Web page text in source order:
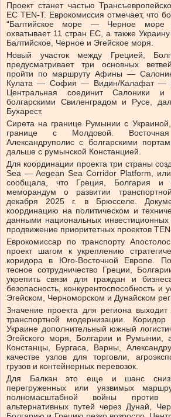
Проект станет частью
ЕС TEN-T. Еврокомиссия отмечает, что
“Балтийское море — Черное море
охватывает 11 стран ЕС, а также
Балтийское, Черное и Эгейское моря.
Новый участок между Грецией,
предусматривает три основных
пройти по маршруту Афины —
Кулата — София — Видин/Калафат —
Центральная соединит Салоники и
болгарскими Свиленградом и Русе,
Бухарест.
Сирета на границе Румынии с
границе с Молдовой.
Александруполис с болгарскими
дальше с румынской Констанцией.
Для координации проекта три страны
Sea — Aegean Sea Corridor Platform, или
сообщала, что Греция, Болгария и
меморандум о развитии
декабря 2025 г. в Брюсселе.
координацию на политическом и
данными национальных
продвижение приоритетных проектов
Еврокомиссар по транспорту
проект шагом к укреплению
коридора в Юго-Восточной Европе.
тесное сотрудничество Греции,
укрепить связи для граждан и
безопасность, конкурентоспособность и
Эгейском, Черноморском и Дунайском
Значение проекта для региона
транспортной модернизации. Коридор
Украине дополнительный южный
Эгейского моря, Болгарии и Румынии,
Констанцы, Бургаса, Варны,
качестве узлов для торговли,
грузов и контейнерных перевозок.
Для Балкан это еще и шанс
перегруженных или уязвимых
полномасштабной войны против
альтернативных путей через Дунай,